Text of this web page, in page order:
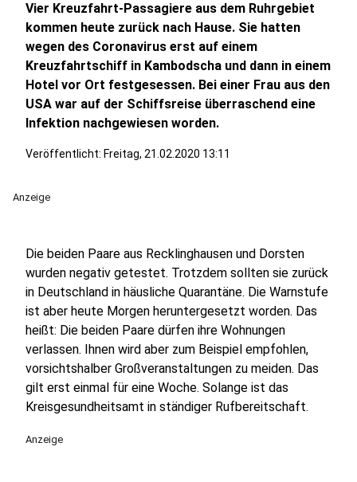
Vier Kreuzfahrt-Passagiere aus dem Ruhrgebiet
kommen heute zurück nach Hause. Sie hatten
wegen des Coronavirus erst auf einem
Kreuzfahrtschiff in Kambodscha und dann in einem
Hotel vor Ort festgesessen. Bei einer Frau aus den
USA war auf der Schiffsreise überraschend eine
Infektion nachgewiesen worden.
Veröffentlicht: Freitag, 21.02.2020 13:11
Anzeige
Die beiden Paare aus Recklinghausen und Dorsten
wurden negativ getestet. Trotzdem sollten sie zurück
in Deutschland in häusliche Quarantäne. Die Warnstufe
ist aber heute Morgen heruntergesetzt worden. Das
heißt: Die beiden Paare dürfen ihre Wohnungen
verlassen. Ihnen wird aber zum Beispiel empfohlen,
vorsichtshalber Großveranstaltungen zu meiden. Das
gilt erst einmal für eine Woche. Solange ist das
Kreisgesundheitsamt in ständiger Rufbereitschaft.
Anzeige